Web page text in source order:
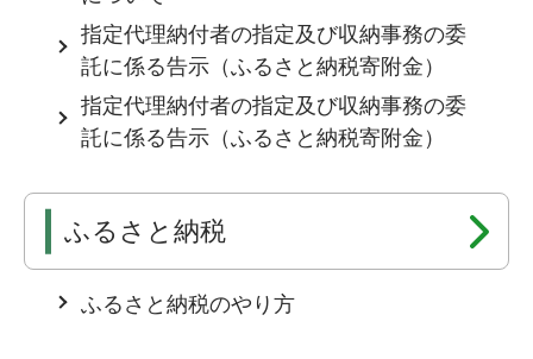
指定代理納付者の指定及び収納事務の委
託に係る告示（ふるさと納税寄附金）
指定代理納付者の指定及び収納事務の委
託に係る告示（ふるさと納税寄附金）
ふるさと納税
ふるさと納税のやり方